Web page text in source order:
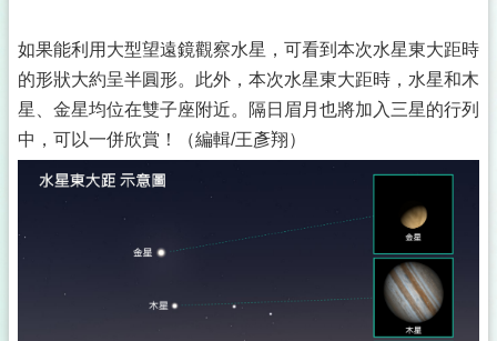
如果能利用大型望遠鏡觀察水星，可看到本次水星東大距時
的形狀大約呈半圓形。此外，本次水星東大距時，水星和木
星、金星均位在雙子座附近。隔日眉月也將加入三星的行列
中，可以一併欣賞！（編輯/王彥翔）